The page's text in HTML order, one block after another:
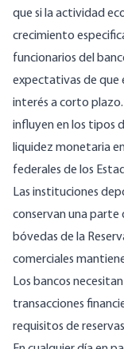
que si la actividad
crecimiento
funcionarios del
expectativas de que
interés a corto plazo.
influyen en los tipos
liquidez monetaria
federales de los
Las instituciones
conservan una parte
bóvedas de la
comerciales
Los bancos
transacciones
requisitos de